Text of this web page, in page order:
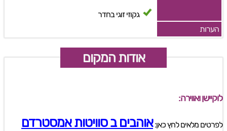
גקוזי זוגי בחדר
הערות
אודות המקום
לוקיישן ואווירה:
לפרטים מלאים לחץ כאן:אוהבים ב סוויטות אמסטרדם